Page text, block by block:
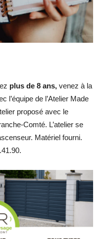
plus de 8 ans, venez à la
l’équipe de l’Atelier Made
proposé avec le
Comté. L’atelier se
Matériel fourni.